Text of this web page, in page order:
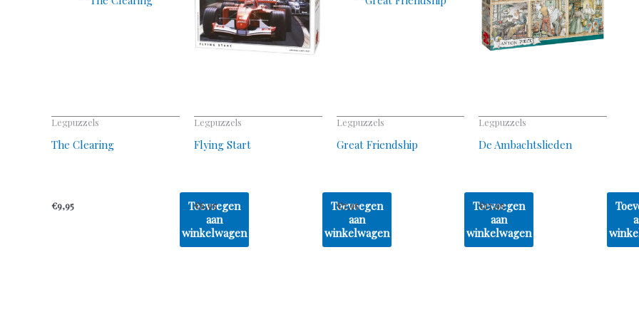
Legpuzzels
The Clearing
€9,95
Toevoegen
aan
winkelwagen
Legpuzzels
Flying Start
€6,95
Toevoegen
aan
winkelwagen
Legpuzzels
Great Friendship
€7,95
Toevoegen
aan
winkelwagen
Legpuzzels
De Ambachtslieden
€17,95